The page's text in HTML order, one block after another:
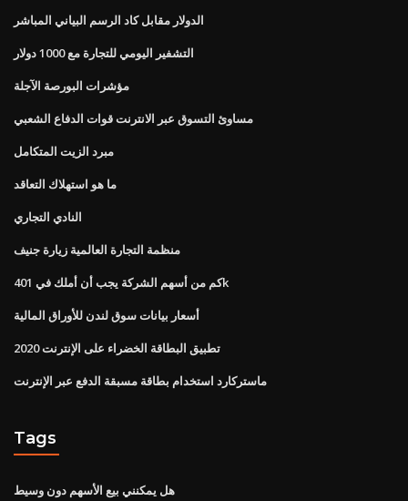
الدولار مقابل كاد الرسم البياني المباشر
التشفير اليومي للتجارة مع 1000 دولار
مؤشرات البورصة الآجلة
مساوئ التسوق عبر الانترنت قوات الدفاع الشعبي
مبرد الزيت المتكامل
ما هو استهلاك التعاقد
النادي التجاري
منظمة التجارة العالمية زيارة جنيف
كم من أسهم الشركة يجب أن أملك في 401k
أسعار بيانات سوق لندن للأوراق المالية
تطبيق البطاقة الخضراء على الإنترنت 2020
ماستركارد استخدام بطاقة مسبقة الدفع عبر الإنترنت
Tags
هل يمكنني بيع الأسهم دون وسيط